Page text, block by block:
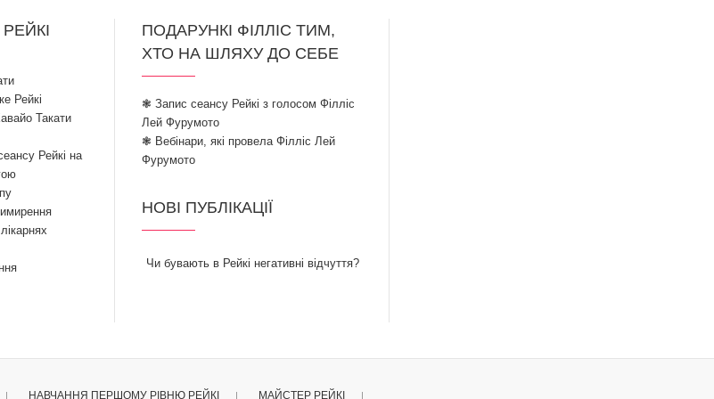
Рейкі
Такати
Рейкі на
ПОДАРУНКІ ФІЛЛІС ТИМ,
ХТО НА ШЛЯХУ ДО СЕБЕ
❃ Запис сеансу Рейкі з голосом Філліс
Лей Фурумото
❃ Вебінари, які провела Філліс Лей
Фурумото
НОВІ ПУБЛІКАЦІЇ
Чи бувають в Рейкі негативні відчуття?
НАВЧАННЯ ПЕРШОМУ РІВНЮ РЕЙКІ МАЙСТЕР РЕЙКІ